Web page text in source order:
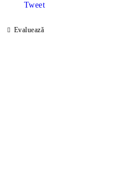
Tweet
Evaluează